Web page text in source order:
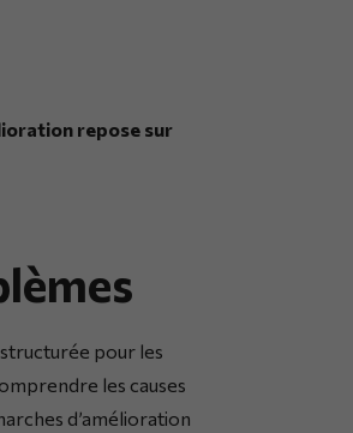
repose sur
pour les
les causes
d’amélioration